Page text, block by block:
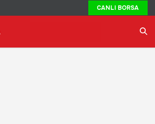
CANLI BORSA